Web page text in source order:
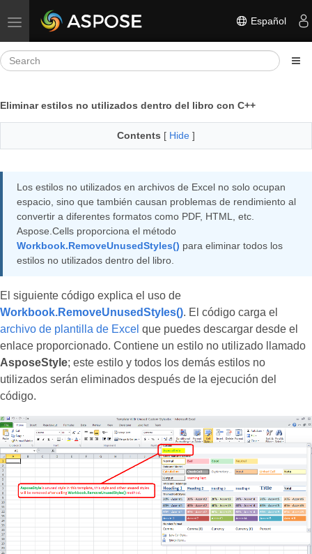
Toggle navigation Español
Eliminar estilos no utilizados dentro del libro con C++
Contents [ Hide ]
Los estilos no utilizados en archivos de Excel no solo ocupan
espacio, sino que también causan problemas de rendimiento al
convertir a diferentes formatos como PDF, HTML, etc.
Aspose.Cells proporciona el método
Workbook.RemoveUnusedStyles() para eliminar todos los
estilos no utilizados dentro del libro.
El siguiente código explica el uso de
Workbook.RemoveUnusedStyles(). El código carga el
archivo de plantilla de Excel que puedes descargar desde el
enlace proporcionado. Contiene un estilo no utilizado llamado
AsposeStyle; este estilo y todos los demás estilos no
utilizados serán eliminados después de la ejecución del
código.